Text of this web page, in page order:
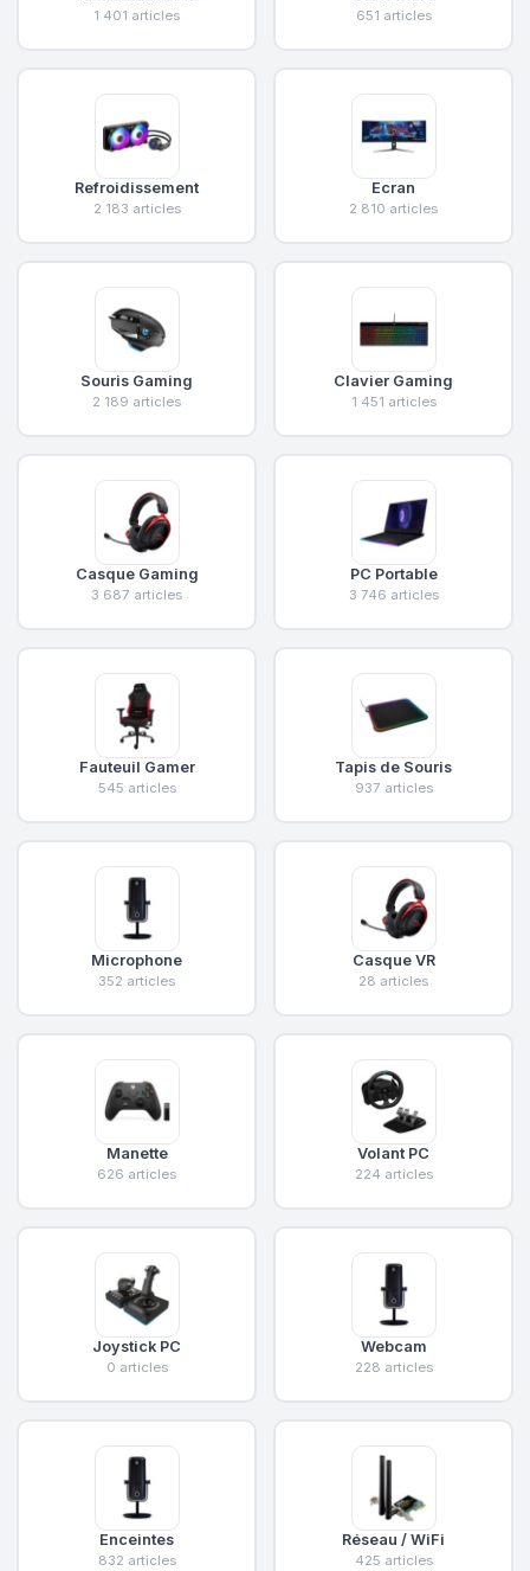
1 401 articles 651 articles
Refroidissement
2 183 articles
Ecran
2 810 articles
Souris Gaming
2 189 articles
Clavier Gaming
1 451 articles
Casque Gaming
3 687 articles
PC Portable
3 746 articles
Fauteuil Gamer
545 articles
Tapis de Souris
937 articles
Microphone
352 articles
Casque VR
28 articles
Manette
626 articles
Volant PC
224 articles
Joystick PC
0 articles
Webcam
228 articles
Enceintes
832 articles
Réseau / WiFi
425 articles